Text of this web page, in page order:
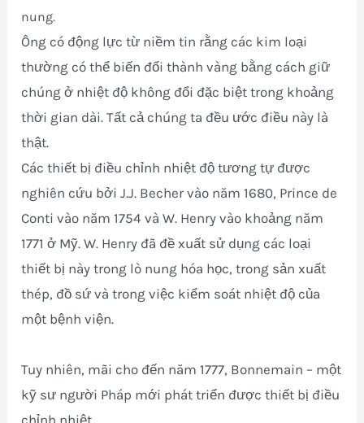
nung.
Ông có động lực từ niềm tin rằng các kim loại
thường có thể biến đổi thành vàng bằng cách giữ
chúng ở nhiệt độ không đổi đặc biệt trong khoảng
thời gian dài. Tất cả chúng ta đều ước điều này là
thật.
Các thiết bị điều chỉnh nhiệt độ tương tự được
nghiên cứu bởi J.J. Becher vào năm 1680, Prince de
Conti vào năm 1754 và W. Henry vào khoảng năm
1771 ở Mỹ. W. Henry đã đề xuất sử dụng các loại
thiết bị này trong lò nung hóa học, trong sản xuất
thép, đồ sứ và trong việc kiểm soát nhiệt độ của
một bệnh viện.
Tuy nhiên, mãi cho đến năm 1777, Bonnemain – một
kỹ sư người Pháp mới phát triển được thiết bị điều
chỉnh nhiệt